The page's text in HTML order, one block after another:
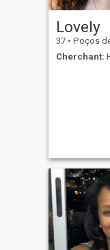
Lovely
37 • Poços de
Cherchant: